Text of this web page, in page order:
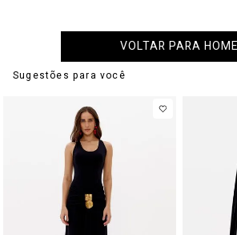
VOLTAR PARA HOME
Sugestões para você